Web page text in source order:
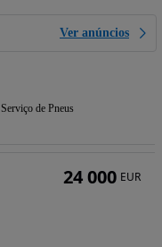
Ver anúncios
Serviço de Pneus
24 000 EUR